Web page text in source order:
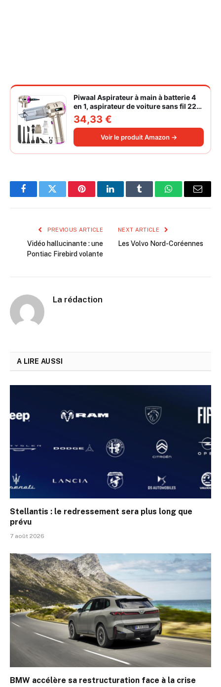
Piwaal Aspirateur à main à batterie 4
en 1, aspirateur de voiture sans fil 22
000 Pa avec moteur sans balais,
souffleur électrique à air comprimé
220 000 tr/min 3 vitesses pour poils
d'animaux
34,33 €
Voir le produit Amazon →
FacebookTwitter PinterestLinkedInTumblr WhatsAppEmail
PREVIOUS ARTICLE
Vidéo hallucinante : une
Pontiac Firebird volante
NEXT ARTICLE
Les Volvo Nord-Coréennes
La rédaction
A LIRE AUSSI
Stellantis : le redressement sera plus long que
prévu
7 août 2026
BMW accélère sa restructuration face à la crise